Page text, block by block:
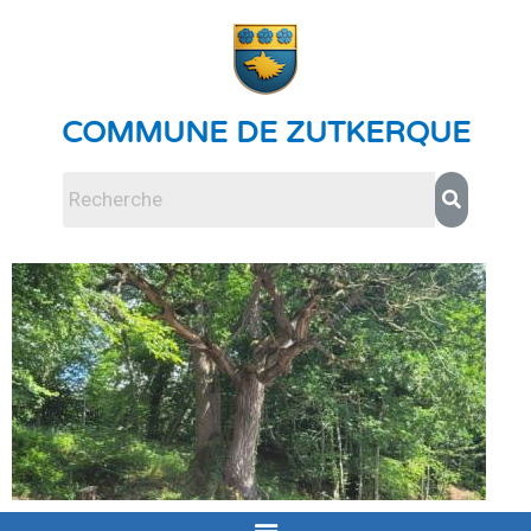
COMMUNE DE ZUTKERQUE